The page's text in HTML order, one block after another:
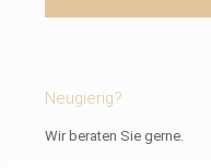
Neugierig?
Wir beraten Sie gerne.